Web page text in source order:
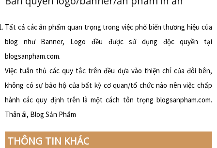
Tất cả các ấn phẩm quan trọng trong việc phổ biến thương hiệu của
blog như Banner, Logo đều được sử dụng độc quyền tại
blogsanpham.com.
Việc tuân thủ các quy tắc trên đều dựa vào thiện chí của đôi bên,
không có sự bảo hộ của bất kỳ cơ quan/tổ chức nào nên việc chấp
hành các quy định trên là một cách tôn trọng blogsanpham.com.
Thân ái, Blog Sản Phẩm
THÔNG TIN KHÁC